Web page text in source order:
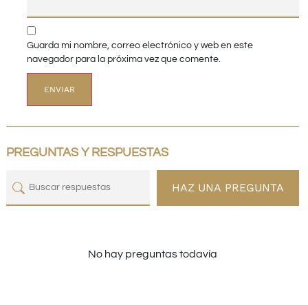
Guarda mi nombre, correo electrónico y web en este
navegador para la próxima vez que comente.
PREGUNTAS Y RESPUESTAS
HAZ UNA PREGUNTA
No hay preguntas todavía